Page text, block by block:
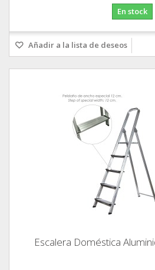
En stock
Añadir a la lista de deseos
Escalera Doméstica